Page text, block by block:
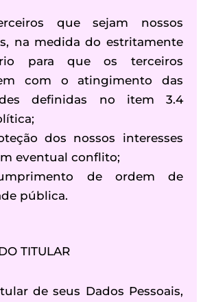
que sejam nossos
na medida do estritamente
para que os terceiros
com o atingimento das
definidas no item 3.4
dos nossos interesses
eventual conflito;
de ordem de
pública.
TITULAR
de seus Dados Pessoais,